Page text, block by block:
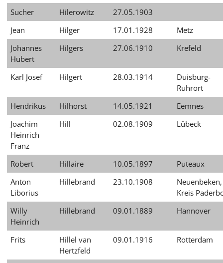
Sucher
Hilerowitz
27.05.1903
Jean
Hilger 17.01.1928
Metz
Johannes
Hubert
Hilgers 27.06.1910 Krefeld
Karl Josef Hilgert 28.03.1914
Duisburg-
Ruhrort
Hendrikus
Hilhorst 14.05.1921
Eemnes
Joachim
Heinrich
Franz
Hill 02.08.1909 Lübeck
Robert Hillaire 10.05.1897
Puteaux
Anton
Liborius
Hillebrand 23.10.1908
Neuenbeken,
Kreis
Willy
Heinrich
Hillebrand 09.01.1889 Hannover
Frits
Hillel van
Hertzfeld
09.01.1916 Rotterdam